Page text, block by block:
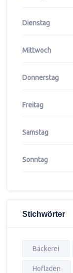
Dienstag
Mittwoch
Donnerstag
Freitag
Samstag
Sonntag
Stichwörter
Bäckerei
Hofladen